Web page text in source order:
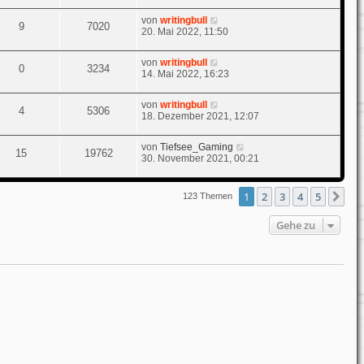
9 7020 vonwritingbull
20. Mai 2022, 11:50
0 3234 vonwritingbull
14. Mai 2022, 16:23
4 5306 vonwritingbull
18. Dezember 2021, 12:07
15 19762 vonTiefsee_Gaming
30. November 2021, 00:21
123 Themen 1 2 3 4 5
Gehe zu